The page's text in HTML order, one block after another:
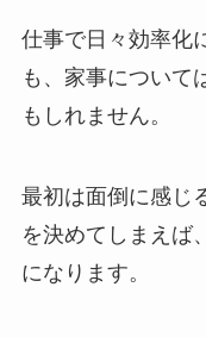
仕事で日々効率化
も、家事について
もしれません。
最初は面倒に感じ
を決めてしまえば
になります。